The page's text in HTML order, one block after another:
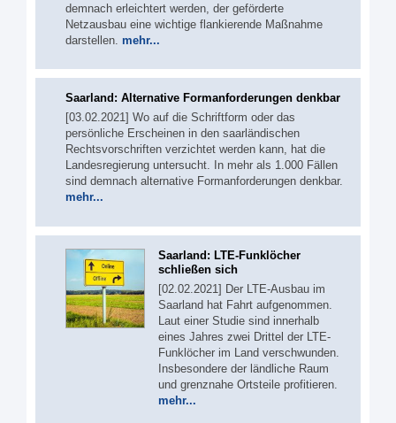
demnach erleichtert werden, der geförderte
Netzausbau eine wichtige flankierende Maßnahme
darstellen. mehr...
Saarland: Alternative Formanforderungen denkbar
[03.02.2021] Wo auf die Schriftform oder das
persönliche Erscheinen in den saarländischen
Rechtsvorschriften verzichtet werden kann, hat die
Landesregierung untersucht. In mehr als 1.000 Fällen
sind demnach alternative Formanforderungen denkbar.
mehr...
Saarland: LTE-Funklöcher
schließen sich
[02.02.2021] Der LTE-Ausbau im
Saarland hat Fahrt aufgenommen.
Laut einer Studie sind innerhalb
eines Jahres zwei Drittel der LTE-
Funklöcher im Land verschwunden.
Insbesondere der ländliche Raum
und grenznahe Ortsteile profitieren.
mehr...